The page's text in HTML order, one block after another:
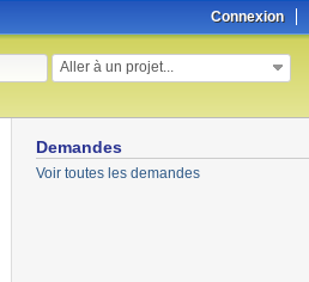
Connexion
Aller à un projet...
Demandes
Voir toutes les demandes